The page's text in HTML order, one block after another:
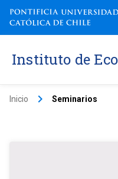
Instituto de
Inicio keyboard_arrow_right Seminarios